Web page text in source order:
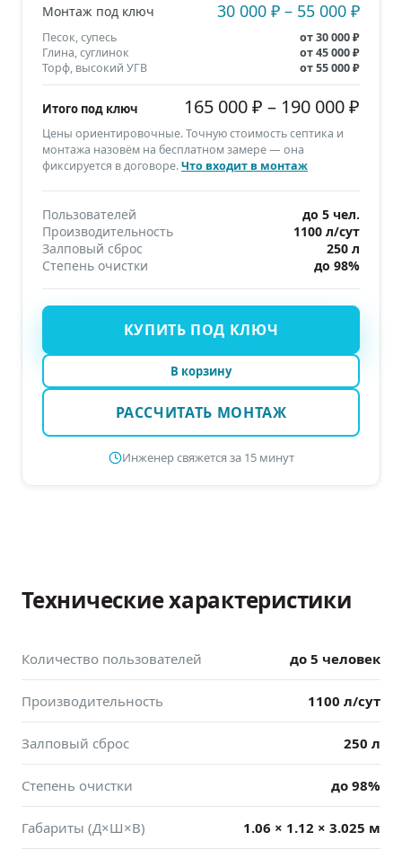
Монтаж под ключ 30 000 ₽ – 55 000 ₽
Песок, супесь от30 000 ₽
Глина, суглинок
от45 000 ₽
Торф, высокий УГВ
от55 000 ₽
Итого под ключ 165 000 ₽ – 190 000 ₽
Цены ориентировочные. Точную стоимость септика и
монтажа назовём на бесплатном замере — она
фиксируется в договоре.Что входит в монтаж
Пользователей
до 5 чел.
Производительность
1100 л/сут
Залповый сброс
250 л
Степень очистки
до 98%
КУПИТЬ ПОД КЛЮЧ
В корзину
РАССЧИТАТЬ МОНТАЖ
Инженер свяжется за 15 минут
Технические характеристики
Количество пользователей до 5 человек
Производительность 1100 л/сут
Залповый сброс 250 л
Степень очистки до 98%
Габариты (Д×Ш×В) 1.06 × 1.12 × 3.025 м